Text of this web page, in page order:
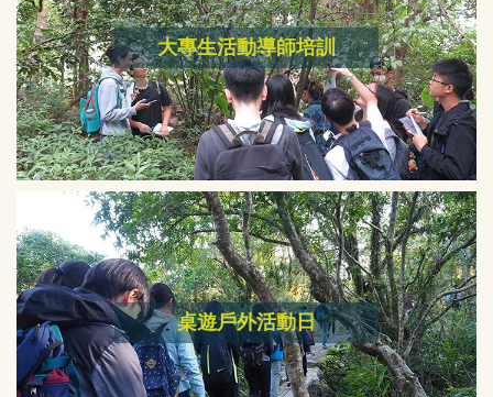
大專生活動導師培訓
桌遊戶外活動日